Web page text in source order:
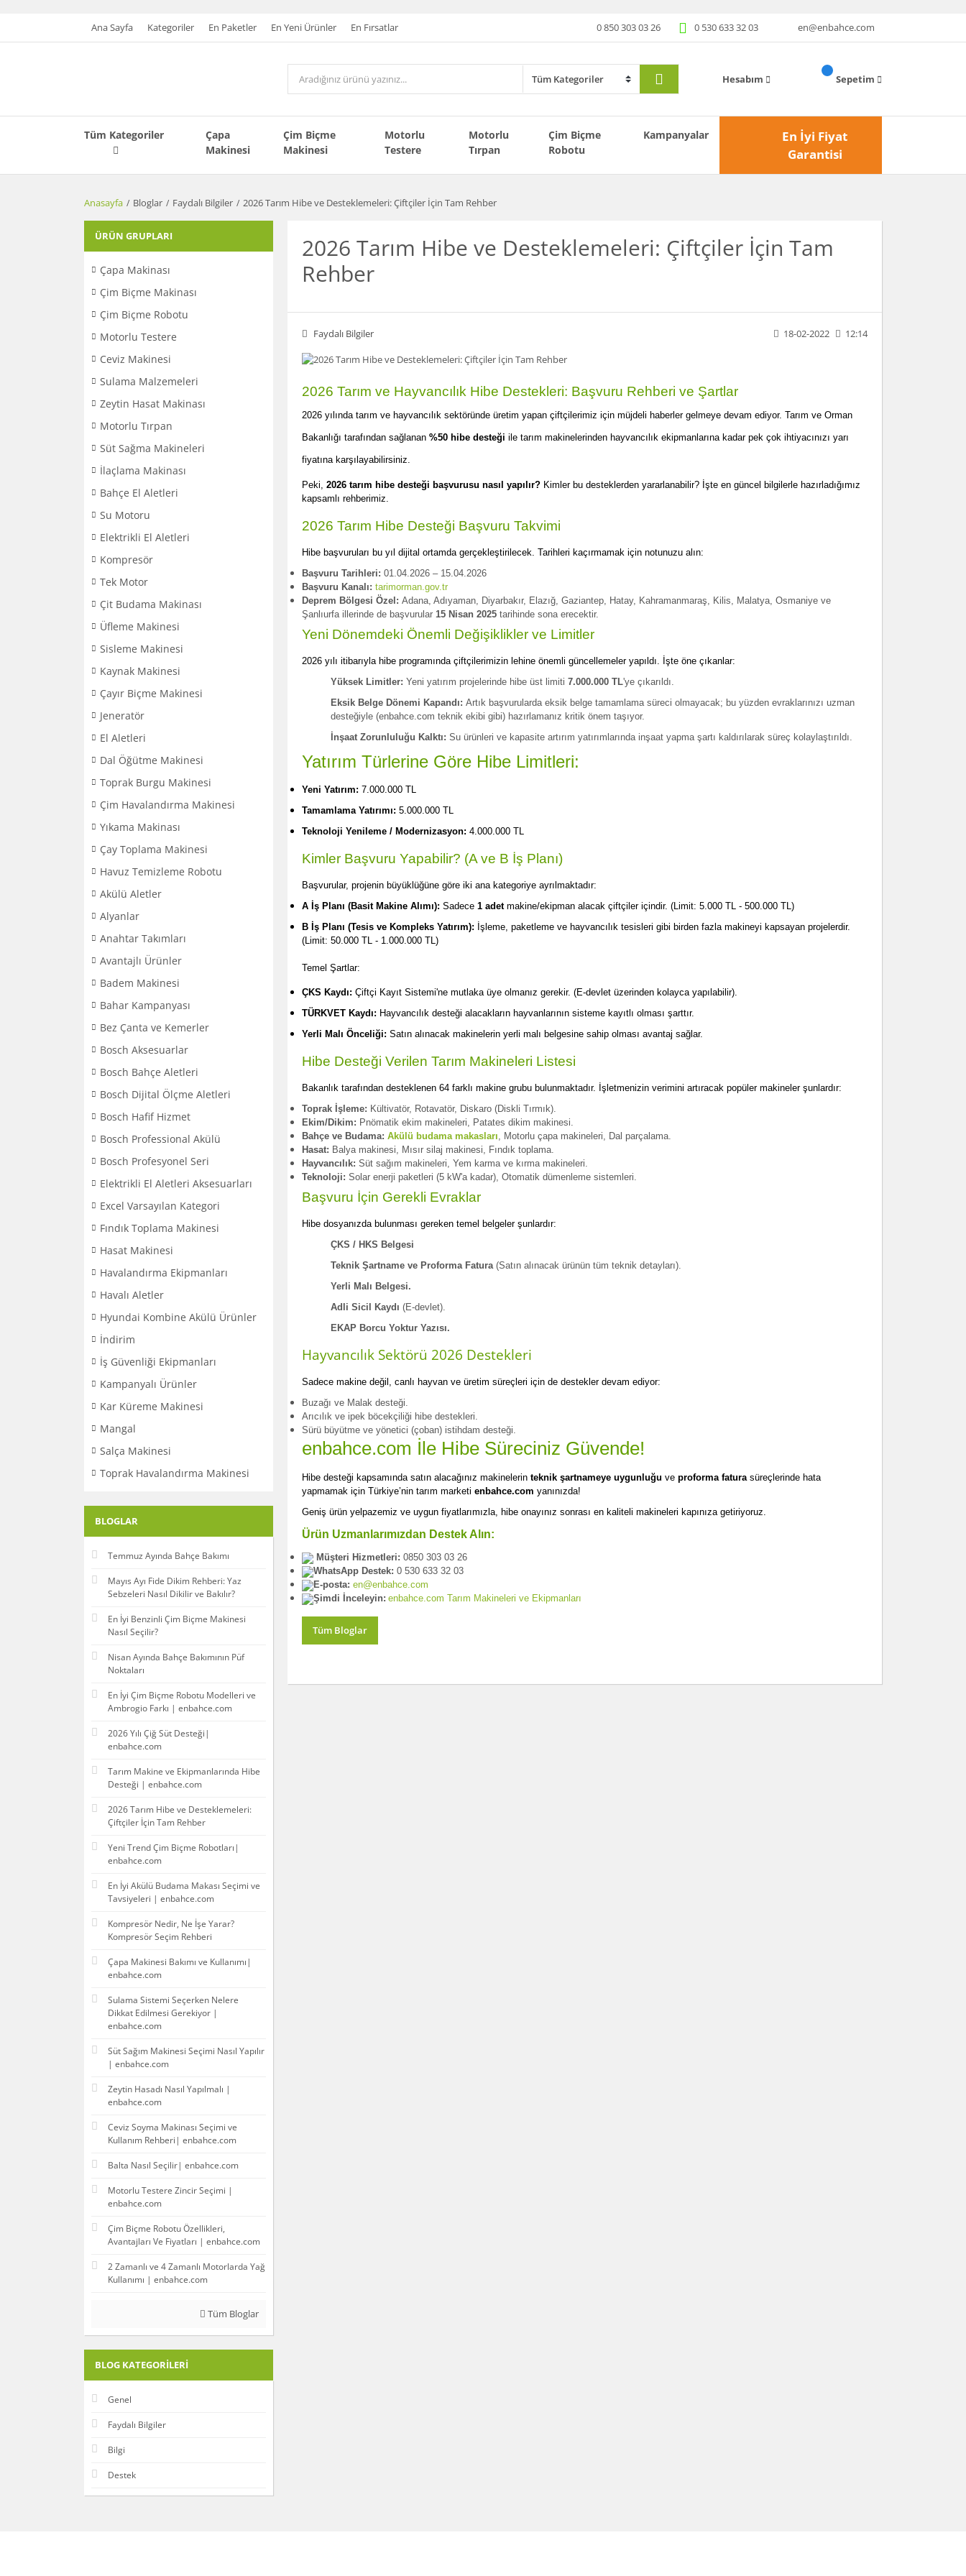
Ana Sayfa Kategoriler En Paketler En Yeni Ürünler En Fırsatlar 0 850 303 03 26 0 530 633 32 03 en@enbahce.com
Hesabım Sepetim
Tüm Kategoriler
Çapa
Makinesi
Çim Biçme
Makinesi
Motorlu
Testere
Motorlu
Tırpan
Çim Biçme
Robotu
Kampanyalar
En İyi Fiyat
Garantisi
Anasayfa Bloglar Faydalı Bilgiler 2026 Tarım Hibe ve Desteklemeleri: Çiftçiler İçin Tam Rehber
ÜRÜN GRUPLARI
Çapa Makinası
Çim Biçme Makinası
Çim Biçme Robotu
Motorlu Testere
Ceviz Makinesi
Sulama Malzemeleri
Zeytin Hasat Makinası
Motorlu Tırpan
Süt Sağma Makineleri
İlaçlama Makinası
Bahçe El Aletleri
Su Motoru
Elektrikli El Aletleri
Kompresör
Tek Motor
Çit Budama Makinası
Üfleme Makinesi
Sisleme Makinesi
Kaynak Makinesi
Çayır Biçme Makinesi
Jeneratör
El Aletleri
Dal Öğütme Makinesi
Toprak Burgu Makinesi
Çim Havalandırma Makinesi
Yıkama Makinası
Çay Toplama Makinesi
Havuz Temizleme Robotu
Akülü Aletler
Alyanlar
Anahtar Takımları
Avantajlı Ürünler
Badem Makinesi
Bahar Kampanyası
Bez Çanta ve Kemerler
Bosch Aksesuarlar
Bosch Bahçe Aletleri
Bosch Dijital Ölçme Aletleri
Bosch Hafif Hizmet
Bosch Professional Akülü
Bosch Profesyonel Seri
Elektrikli El Aletleri Aksesuarları
Excel Varsayılan Kategori
Fındık Toplama Makinesi
Hasat Makinesi
Havalandırma Ekipmanları
Havalı Aletler
Hyundai Kombine Akülü Ürünler
İndirim
İş Güvenliği Ekipmanları
Kampanyalı Ürünler
Kar Küreme Makinesi
Mangal
Salça Makinesi
Toprak Havalandırma Makinesi
BLOGLAR
Temmuz Ayında Bahçe Bakımı
Mayıs Ayı Fide Dikim Rehberi: Yaz
Sebzeleri Nasıl Dikilir ve Bakılır?
En İyi Benzinli Çim Biçme Makinesi
Nasıl Seçilir?
Nisan Ayında Bahçe Bakımının Püf
Noktaları
En İyi Çim Biçme Robotu Modelleri ve
Ambrogio Farkı | enbahce.com
2026 Yılı Çiğ Süt Desteği|
enbahce.com
Tarım Makine ve Ekipmanlarında Hibe
Desteği | enbahce.com
2026 Tarım Hibe ve Desteklemeleri:
Çiftçiler İçin Tam Rehber
Yeni Trend Çim Biçme Robotları|
enbahce.com
En İyi Akülü Budama Makası Seçimi ve
Tavsiyeleri | enbahce.com
Kompresör Nedir, Ne İşe Yarar?
Kompresör Seçim Rehberi
Çapa Makinesi Bakımı ve Kullanımı|
enbahce.com
Sulama Sistemi Seçerken Nelere
Dikkat Edilmesi Gerekiyor |
enbahce.com
Süt Sağım Makinesi Seçimi Nasıl Yapılır
| enbahce.com
Zeytin Hasadı Nasıl Yapılmalı |
enbahce.com
Ceviz Soyma Makinası Seçimi ve
Kullanım Rehberi| enbahce.com
Balta Nasıl Seçilir| enbahce.com
Motorlu Testere Zincir Seçimi |
enbahce.com
Çim Biçme Robotu Özellikleri,
Avantajları Ve Fiyatları | enbahce.com
2 Zamanlı ve 4 Zamanlı Motorlarda Yağ
Kullanımı | enbahce.com
Tüm Bloglar
BLOG KATEGORILERI
Genel
Faydalı Bilgiler
Bilgi
Destek
2026 Tarım Hibe ve Desteklemeleri: Çiftçiler İçin Tam
Rehber
Faydalı Bilgiler 18-02-2022 12:14
2026 Tarım ve Hayvancılık Hibe Destekleri: Başvuru Rehberi ve Şartlar
2026 yılında tarım ve hayvancılık sektöründe üretim yapan çiftçilerimiz için müjdeli haberler gelmeye devam ediyor. Tarım ve Orman
Bakanlığı tarafından sağlanan %50 hibe desteği ile tarım makinelerinden hayvancılık ekipmanlarına kadar pek çok ihtiyacınızı yarı
fiyatına karşılayabilirsiniz.
Peki, 2026 tarım hibe desteği başvurusu nasıl yapılır?Kimler bu desteklerden yararlanabilir? İşte en güncel bilgilerle hazırladığımız
kapsamlı rehberimiz.
2026 Tarım Hibe Desteği Başvuru Takvimi
Hibe başvuruları bu yıl dijital ortamda gerçekleştirilecek. Tarihleri kaçırmamak için notunuzu alın:
Başvuru Tarihleri: 01.04.2026 – 15.04.2026
Başvuru Kanalı: tarimorman.gov.tr
Deprem Bölgesi Özel: Adana, Adıyaman, Diyarbakır, Elazığ, Gaziantep, Hatay, Kahramanmaraş, Kilis, Malatya, Osmaniye ve
Şanlıurfa illerinde de başvurular 15 Nisan 2025tarihinde sona erecektir.
Yeni Dönemdeki Önemli Değişiklikler ve Limitler
2026 yılı itibarıyla hibe programında çiftçilerimizin lehine önemli güncellemeler yapıldı. İşte öne çıkanlar:
Yüksek Limitler: Yeni yatırım projelerinde hibe üst limiti 7.000.000 TL'ye çıkarıldı.
Eksik Belge Dönemi Kapandı: Artık başvurularda eksik belge tamamlama süreci olmayacak; bu yüzden evraklarınızı uzman
desteğiyle (enbahce.com teknik ekibi gibi) hazırlamanız kritik önem taşıyor.
İnşaat Zorunluluğu Kalktı: Su ürünleri ve kapasite artırım yatırımlarında inşaat yapma şartı kaldırılarak süreç kolaylaştırıldı.
Yatırım Türlerine Göre Hibe Limitleri:
Yeni Yatırım: 7.000.000 TL
Tamamlama Yatırımı: 5.000.000 TL
Teknoloji Yenileme / Modernizasyon: 4.000.000 TL
Kimler Başvuru Yapabilir? (A ve B İş Planı)
Başvurular, projenin büyüklüğüne göre iki ana kategoriye ayrılmaktadır:
A İş Planı (Basit Makine Alımı): Sadece 1 adetmakine/ekipman alacak çiftçiler içindir. (Limit: 5.000 TL - 500.000 TL)
B İş Planı (Tesis ve Kompleks Yatırım): İşleme, paketleme ve hayvancılık tesisleri gibi birden fazla makineyi kapsayan projelerdir.
(Limit: 50.000 TL - 1.000.000 TL)
Temel Şartlar:
ÇKS Kaydı: Çiftçi Kayıt Sistemi'ne mutlaka üye olmanız gerekir. (E-devlet üzerinden kolayca yapılabilir).
TÜRKVET Kaydı: Hayvancılık desteği alacakların hayvanlarının sisteme kayıtlı olması şarttır.
Yerli Malı Önceliği: Satın alınacak makinelerin yerli malı belgesine sahip olması avantaj sağlar.
Hibe Desteği Verilen Tarım Makineleri Listesi
Bakanlık tarafından desteklenen 64 farklı makine grubu bulunmaktadır. İşletmenizin verimini artıracak popüler makineler şunlardır:
Toprak İşleme: Kültivatör, Rotavatör, Diskaro (Diskli Tırmık).
Ekim/Dikim: Pnömatik ekim makineleri, Patates dikim makinesi.
Bahçe ve Budama: Akülü budama makasları, Motorlu çapa makineleri, Dal parçalama.
Hasat: Balya makinesi, Mısır silaj makinesi, Fındık toplama.
Hayvancılık: Süt sağım makineleri, Yem karma ve kırma makineleri.
Teknoloji: Solar enerji paketleri (5 kW'a kadar), Otomatik dümenleme sistemleri.
Başvuru İçin Gerekli Evraklar
Hibe dosyanızda bulunması gereken temel belgeler şunlardır:
ÇKS / HKS Belgesi
Teknik Şartname ve Proforma Fatura(Satın alınacak ürünün tüm teknik detayları).
Yerli Malı Belgesi.
Adli Sicil Kaydı (E-devlet).
EKAP Borcu Yoktur Yazısı.
Hayvancılık Sektörü 2026 Destekleri
Sadece makine değil, canlı hayvan ve üretim süreçleri için de destekler devam ediyor:
Buzağı ve Malak desteği.
Arıcılık ve ipek böcekçiliği hibe destekleri.
Sürü büyütme ve yönetici (çoban) istihdam desteği.
enbahce.com İle Hibe Süreciniz Güvende!
Hibe desteği kapsamında satın alacağınız makinelerin teknik şartnameye uygunluğu ve proforma faturasüreçlerinde hata
yapmamak için Türkiye’nin tarım marketi enbahce.com yanınızda!
Geniş ürün yelpazemiz ve uygun fiyatlarımızla, hibe onayınız sonrası en kaliteli makineleri kapınıza getiriyoruz.
Ürün Uzmanlarımızdan Destek Alın:
Müşteri Hizmetleri: 0850 303 03 26
WhatsApp Destek: 0 530 633 32 03
E-posta: en@enbahce.com
Şimdi İnceleyin: enbahce.com Tarım Makineleri ve Ekipmanları
Tüm Bloglar